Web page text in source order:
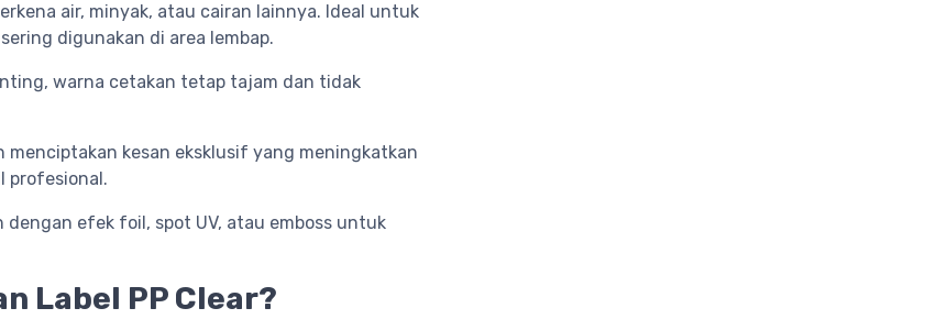
air, minyak, atau cairan lainnya. Ideal untuk
digunakan di area lembap.
warna cetakan tetap tajam dan tidak
menciptakan kesan eksklusif yang meningkatkan
profesional.
dengan efek foil, spot UV, atau emboss untuk
Label PP Clear?